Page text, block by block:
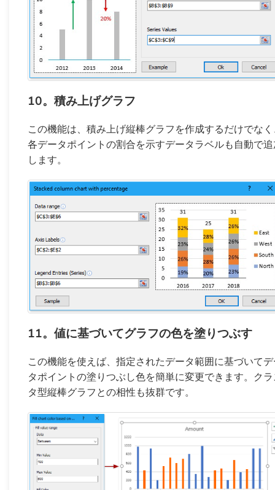
10。積み上げグラフ
この機能は、積み上げ縦棒グラフを作成するだけでな
各データポイントの割合を示すデータラベルも自動で
します。
11。値に基づいてグラフの色を塗りつぶす
この機能を使えば、指定されたデータ範囲に基づいて
タポイントの塗りつぶし色を簡単に変更できます。ク
タ型縦棒グラフとの相性も抜群です。